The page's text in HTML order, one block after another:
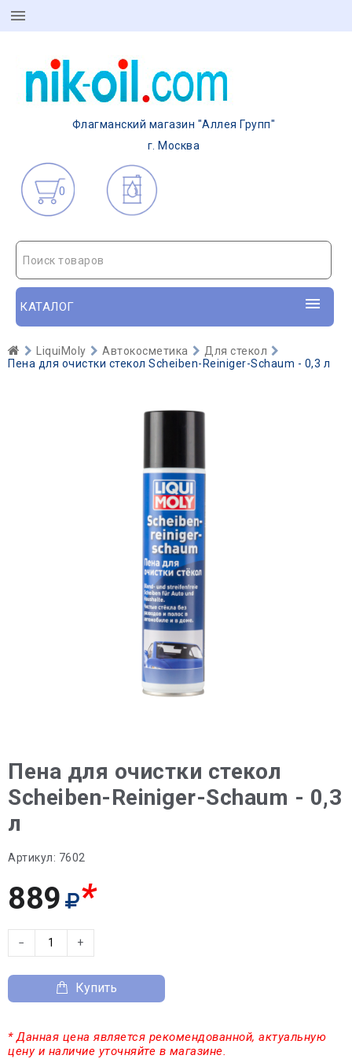
Флагманский магазин "Аллея Групп"
г. Москва
0
Поиск товаров
КАТАЛОГ
LiquiMoly Автокосметика
Для стекол
Пена для очистки стекол Scheiben-Reiniger-Schaum - 0,3 л
Пена для очистки стекол
Scheiben-Reiniger-Schaum - 0,3
л
Артикул: 7602
889 *
− +
Купить
* Данная цена является рекомендованной, актуальную
цену и наличие уточняйте в магазине.